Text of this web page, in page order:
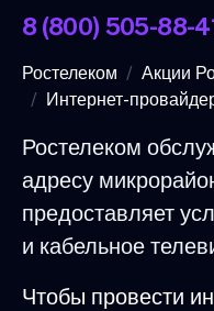
8 (800) 505-88-
Ростелеком
Акции
Интернет-
Ростелеком
адресу
предоставляет
и кабельное
Чтобы провести